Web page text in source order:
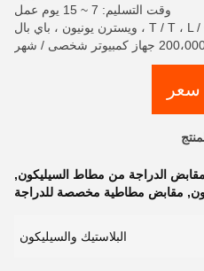
وقت التسليم: 7 ~ 15 يوم عمل
مقابض الدراجة من مطاط السيليكون,
, مقابض مطاطية مخصصة للدراجة
البلاستيك والسيليكون